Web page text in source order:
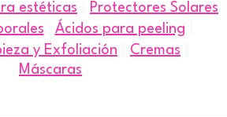
estéticas Protectores Solares
Ácidos para peeling
y Exfoliación Cremas
Máscaras